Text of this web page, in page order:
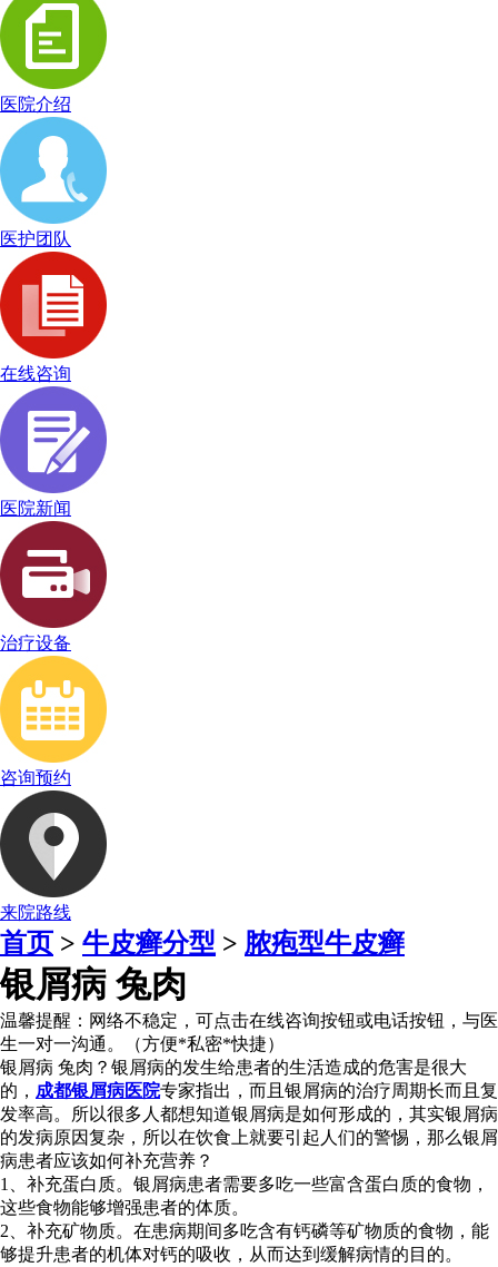
医院介绍
医护团队
在线咨询
医院新闻
治疗设备
咨询预约
来院路线
首页 > 牛皮癣分型 > 脓疱型牛皮癣
银屑病 兔肉
温馨提醒： 网络不稳定，可点击在线咨询按钮或电话按钮，与医
生一对一沟通。（方便*私密*快捷）
银屑病 兔肉？银屑病的发生给患者的生活造成的危害是很大
的， 成都银屑病医院专家指出，而且银屑病的治疗周期长而且复
发率高。所以很多人都想知道银屑病是如何形成的，其实银屑病
的发病原因复杂，所以在饮食上就要引起人们的警惕，那么银屑
病患者应该如何补充营养？
1、补充蛋白质。银屑病患者需要多吃一些富含蛋白质的食物，
这些食物能够增强患者的体质。
2、补充矿物质。在患病期间多吃含有钙磷等矿物质的食物，能
够提升患者的机体对钙的吸收，从而达到缓解病情的目的。